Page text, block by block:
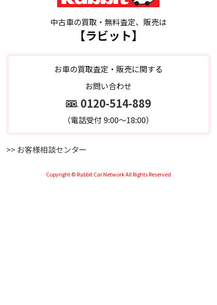
中古車の買取・無料査定、販売は
【ラビット】
お車の買取査定・販売に関する
お問い合わせ
0120-514-889
（電話受付 9:00～18:00）
>> お客様相談センター
Copyright © Rabbit Car Network All Rights Reserved